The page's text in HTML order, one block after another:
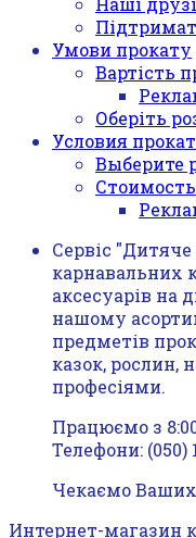
Умови прокату
Вартість
Оберіть
Условия
Выберите
Стоимость
Сервіс
карнавальних
аксесуарів на
нашому
предметів
казок, рослин,
професіями.
Працюємо з
Телефони: (050)
Чекаємо
Интернет-магазин